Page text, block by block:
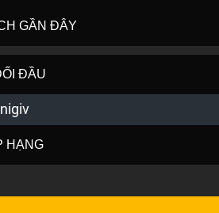
GẦN ĐÂY
ĐẦU
HẠNG